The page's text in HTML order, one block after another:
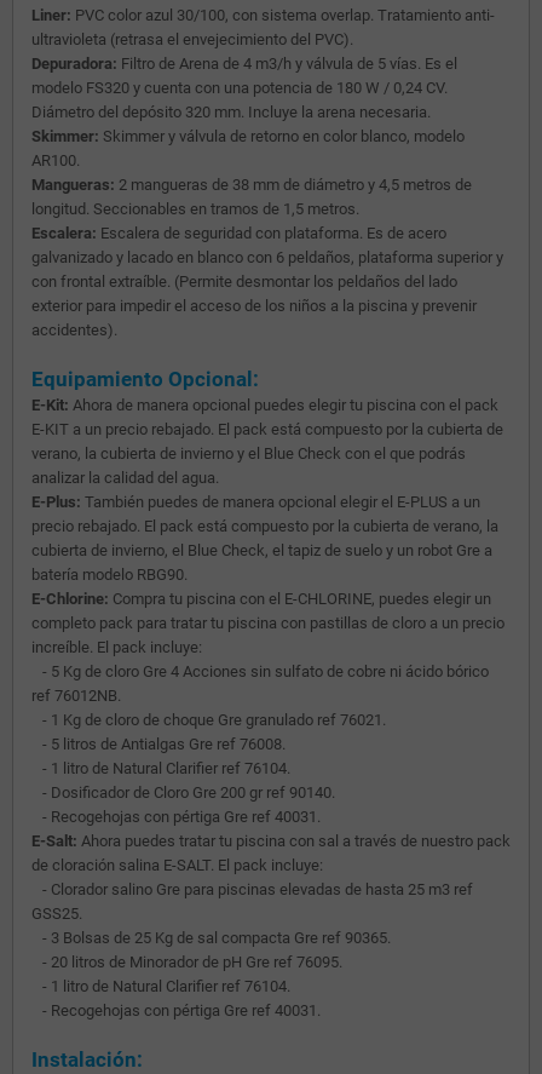
Liner: PVC color azul 30/100, con sistema overlap. Tratamiento anti-
ultravioleta (retrasa el envejecimiento del PVC).
Depuradora: Filtro de Arena de 4 m3/h y válvula de 5 vías. Es el
modelo FS320 y cuenta con una potencia de 180 W / 0,24 CV.
Diámetro del depósito 320 mm. Incluye la arena necesaria.
Skimmer: Skimmer y válvula de retorno en color blanco, modelo
AR100.
Mangueras: 2 mangueras de 38 mm de diámetro y 4,5 metros de
longitud. Seccionables en tramos de 1,5 metros.
Escalera: Escalera de seguridad con plataforma. Es de acero
galvanizado y lacado en blanco con 6 peldaños, plataforma superior y
con frontal extraíble. (Permite desmontar los peldaños del lado
exterior para impedir el acceso de los niños a la piscina y prevenir
accidentes).
Equipamiento Opcional:
E-Kit: Ahora de manera opcional puedes elegir tu piscina con el pack
E-KIT a un precio rebajado. El pack está compuesto por la cubierta de
verano, la cubierta de invierno y el Blue Check con el que podrás
analizar la calidad del agua.
E-Plus: También puedes de manera opcional elegir el E-PLUS a un
precio rebajado. El pack está compuesto por la cubierta de verano, la
cubierta de invierno, el Blue Check, el tapiz de suelo y un robot Gre a
batería modelo RBG90.
E-Chlorine: Compra tu piscina con el E-CHLORINE, puedes elegir un
completo pack para tratar tu piscina con pastillas de cloro a un precio
increíble. El pack incluye:
- 5 Kg de cloro Gre 4 Acciones sin sulfato de cobre ni ácido bórico
ref 76012NB.
- 1 Kg de cloro de choque Gre granulado ref 76021.
- 5 litros de Antialgas Gre ref 76008.
- 1 litro de Natural Clarifier ref 76104.
- Dosificador de Cloro Gre 200 gr ref 90140.
- Recogehojas con pértiga Gre ref 40031.
E-Salt: Ahora puedes tratar tu piscina con sal a través de nuestro pack
de cloración salina E-SALT. El pack incluye:
- Clorador salino Gre para piscinas elevadas de hasta 25 m3 ref
GSS25.
- 3 Bolsas de 25 Kg de sal compacta Gre ref 90365.
- 20 litros de Minorador de pH Gre ref 76095.
- 1 litro de Natural Clarifier ref 76104.
- Recogehojas con pértiga Gre ref 40031.
Instalación: